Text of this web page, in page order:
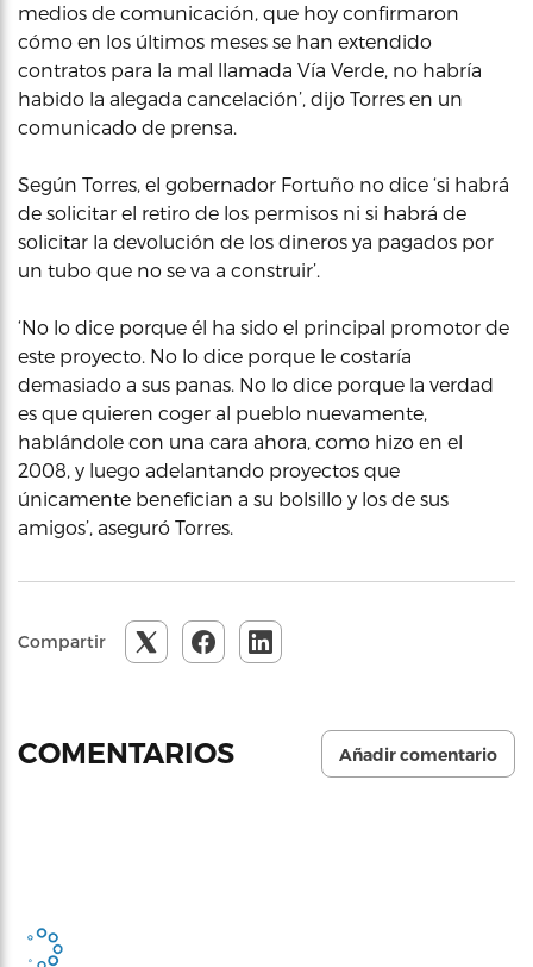
medios de comunicación, que hoy confirmaron
cómo en los últimos meses se han extendido
contratos para la mal llamada Vía Verde, no habría
habido la alegada cancelación’, dijo Torres en un
comunicado de prensa.
Según Torres, el gobernador Fortuño no dice ‘si habrá
de solicitar el retiro de los permisos ni si habrá de
solicitar la devolución de los dineros ya pagados por
un tubo que no se va a construir’.
‘No lo dice porque él ha sido el principal promotor de
este proyecto. No lo dice porque le costaría
demasiado a sus panas. No lo dice porque la verdad
es que quieren coger al pueblo nuevamente,
hablándole con una cara ahora, como hizo en el
2008, y luego adelantando proyectos que
únicamente benefician a su bolsillo y los de sus
amigos’, aseguró Torres.
Compartir
COMENTARIOS Añadir comentario